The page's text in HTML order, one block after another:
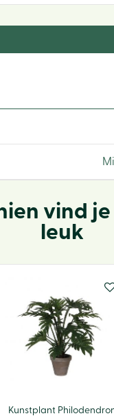
vind
leuk
Kunstplant